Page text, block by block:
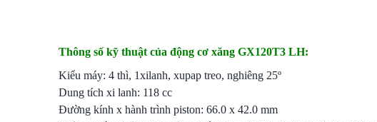
Thông số kỹ thuật của động cơ xăng GX120T3 LH:
Kiểu máy: 4 thì, 1xilanh, xupap treo, nghiêng 25º
Dung tích xi lanh: 118 cc
Đường kính x hành trình piston: 66.0 x 42.0 mm